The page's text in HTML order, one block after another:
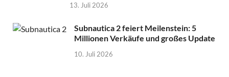
13. Juli 2026
Subnautica 2 feiert Meilenstein: 5
Millionen Verkäufe und großes Update
10. Juli 2026